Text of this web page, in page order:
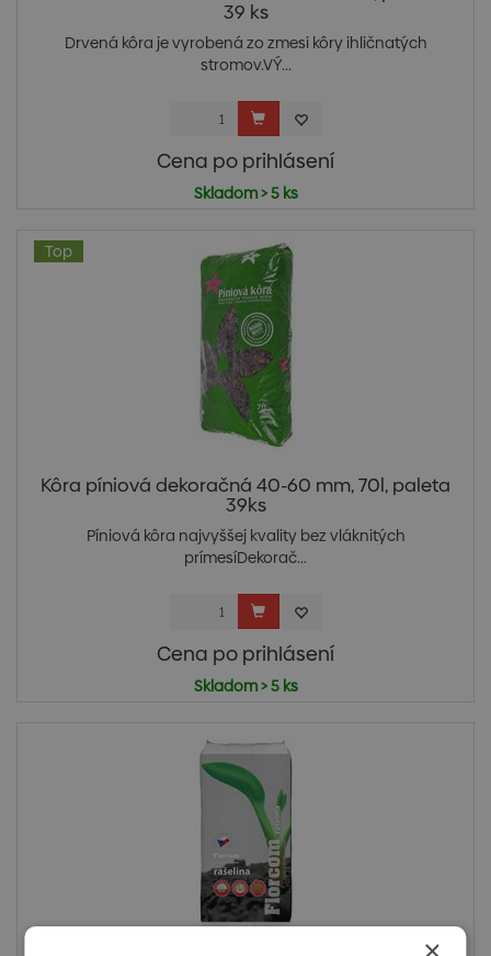
39 ks
Drvená kôra je vyrobená zo zmesi kôry ihličnatých
stromov.VÝ...
Cena po prihlásení
Skladom > 5 ks
Top
Kôra píniová dekoračná 40-60 mm, 70l, paleta
39ks
Píniová kôra najvyššej kvality bez vláknitých
prímesíDekorač...
Cena po prihlásení
Skladom > 5 ks